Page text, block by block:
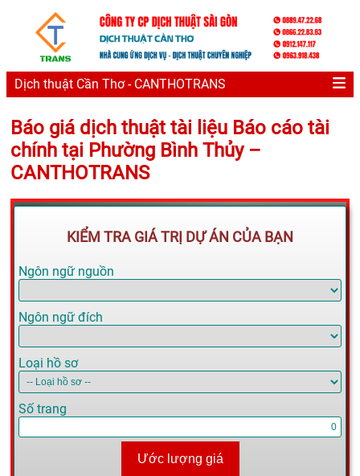
Dịch thuật Cần Thơ - CANTHOTRANS
Báo giá dịch thuật tài liệu Báo cáo tài
chính tại Phường Bình Thủy –
CANTHOTRANS
KIỂM TRA GIÁ TRỊ DỰ ÁN CỦA BẠN
Ngôn ngữ nguồn
Ngôn ngữ đích
Loại hồ sơ
Số trang
Ước lượng giá